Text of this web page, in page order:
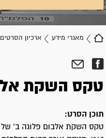
מאגרי מידע ארכיון הסרטים
טקס השקת
תוכן הסרט: